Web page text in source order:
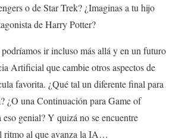
o de Star Trek? ¿Imaginas a tu hijo
de Harry Potter?
ir incluso más allá y en un futuro
Artificial que cambie otros aspectos de
favorita. ¿Qué tal un diferente final para
¿O una Continuación para Game of
genial? Y quizá no se encuentre
ritmo al que avanza la IA…